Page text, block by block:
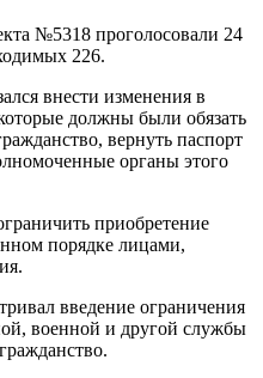
№5318 проголосовали 24
226.
внести изменения в
должны были обязать
вернуть паспорт
органы этого
приобретение
порядке лицами,
введение ограничения
военной и другой службы